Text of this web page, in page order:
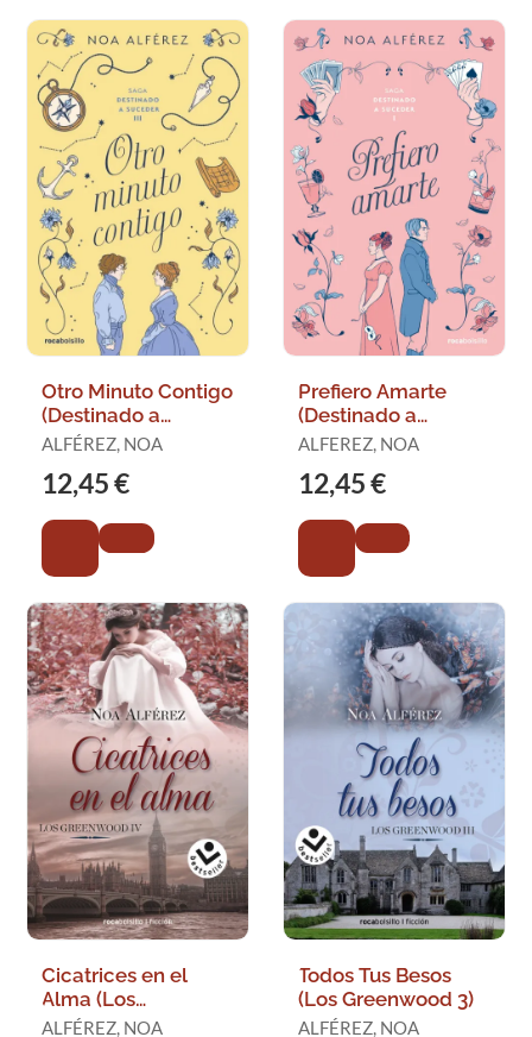
Otro Minuto Contigo
(Destinado a
Suceder 3)
ALFÉREZ, NOA
12,45 €
Prefiero Amarte
(Destinado a
Suceder 1)
ALFEREZ, NOA
12,45 €
Cicatrices en el
Alma (Los
Greenwood 4)
ALFÉREZ, NOA
Todos Tus Besos
(Los Greenwood 3)
ALFÉREZ, NOA